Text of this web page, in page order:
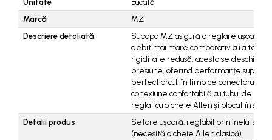
Unitate
Bucată
Marcă
MZ
Descriere detaliată
Supapa MZ asigură o reglare ușoară și
debit mai mare comparativ cu alte
rigiditate redusă, acesta se deschide
presiune, oferind performanțe
perfect arcul, în timp ce conectorul de
conexiune confortabilă cu tubul de
reglat cu o cheie Allen și blocat în
Detalii produs
Setare ușoară: reglabil prin inelul
(necesită o cheie Allen clasică)